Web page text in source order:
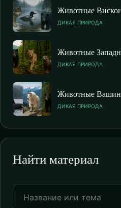
Животные
ДИКАЯ ПРИРОДА
Животные
ДИКАЯ ПРИРОДА
Животные
ДИКАЯ ПРИРОДА
Найти материал